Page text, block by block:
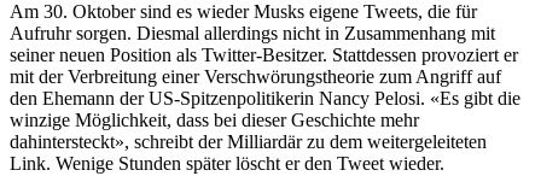
Am 30. Oktober sind es wieder Musks eigene Tweets, die für
Aufruhr sorgen. Diesmal allerdings nicht in Zusammenhang mit
seiner neuen Position als Twitter-Besitzer. Stattdessen provoziert er
mit der Verbreitung einer Verschwörungstheorie zum Angriff auf
den Ehemann der US-Spitzenpolitikerin Nancy Pelosi. «Es gibt die
winzige Möglichkeit, dass bei dieser Geschichte mehr
dahintersteckt», schreibt der Milliardär zu dem weitergeleiteten
Link. Wenige Stunden später löscht er den Tweet wieder.